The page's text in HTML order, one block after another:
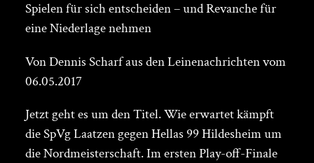
Spielen für sich entscheiden – und Revanche für
eine Niederlage nehmen
Von Dennis Scharf aus den Leinenachrichten vom
06.05.2017
Jetzt geht es um den Titel. Wie erwartet kämpft
die SpVg Laatzen gegen Hellas 99 Hildesheim um
die Nordmeisterschaft. Im ersten Play-off-Finale